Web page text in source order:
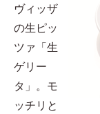
ヴィッザ
の生ピッ
ツァ「生
ゲリー
タ」。モ
ッチリと